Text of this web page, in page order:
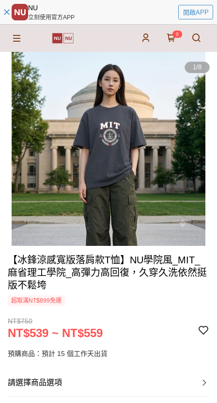
NU
立刻使用官方APP
開啟APP
0
1/8
【冰鋒涼感寬版落肩款T恤】NU學院風_MIT_
麻省理工學院_高彈力高回復，久穿久洗依然挺
版不鬆垮
超取滿NT$899免運
NT$750
NT$539 ~ NT$559
預購商品：預計 15 個工作天出貨
請選擇商品選項